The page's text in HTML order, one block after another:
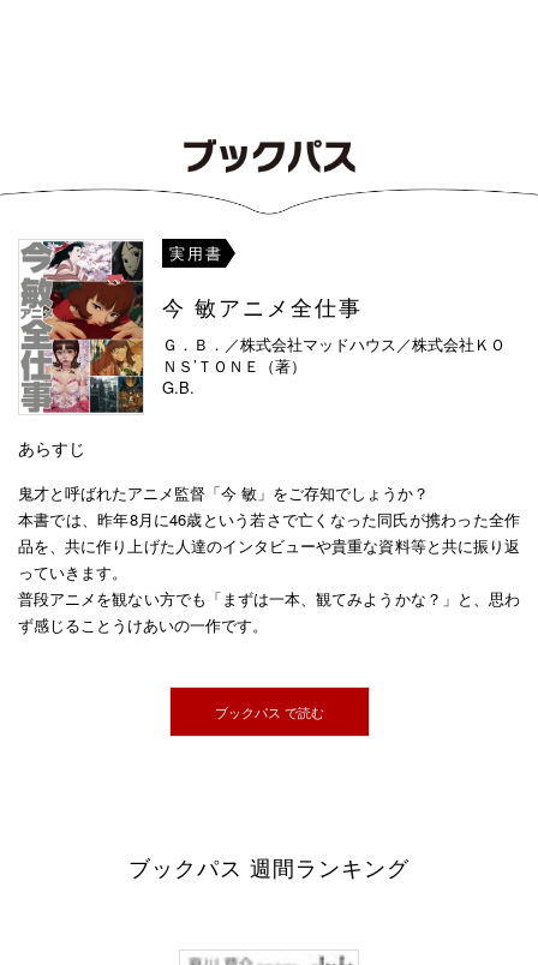
実用書
今 敏アニメ全仕事
Ｇ．Ｂ．／株式会社マッドハウス／株式会社ＫＯ
ＮＳ’ＴＯＮＥ（著）
G.B.
あらすじ
鬼才と呼ばれたアニメ監督「今 敏」をご存知でしょうか？
本書では、昨年8月に46歳という若さで亡くなった同氏が携わった全作
品を、共に作り上げた人達のインタビューや貴重な資料等と共に振り返
っていきます。
普段アニメを観ない方でも「まずは一本、観てみようかな？」と、思わ
ず感じることうけあいの一作です。
ブックパス で読む
ブックパス 週間ランキング